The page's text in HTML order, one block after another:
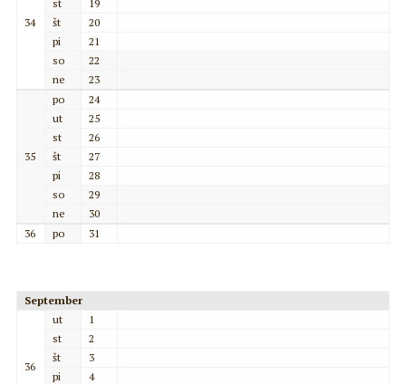
34
st
19
št
20
pi
21
so
22
ne
23
35
po
24
ut
25
st
26
št
27
pi
28
so
29
ne
30
36
po 31
September
36
ut
1
st
2
št
3
pi
4